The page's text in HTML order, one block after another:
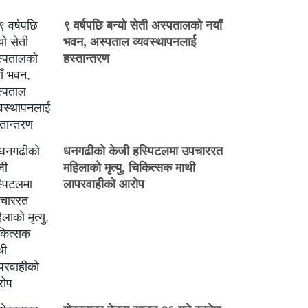
९ वर्षपछि बन्यो सेती अस्पतालको नयाँ
भवन, अस्पताल व्यवस्थापनलाई
हस्तान्तरण
धनगढीको केजी हस्पिटलमा उपचाररत
महिलाको मृत्यु, चिकित्सक माथी
लापरवाहीको आरोप